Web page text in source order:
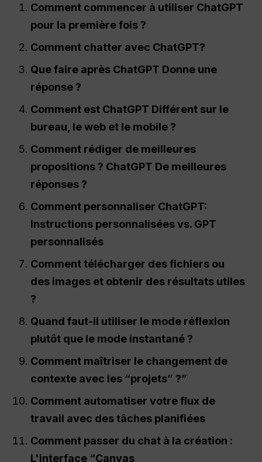
Comment commencer à utiliser ChatGPT
pour la première fois ?
Comment chatter avec ChatGPT?
Que faire après ChatGPT Donne une
réponse ?
Comment est ChatGPT Différent sur le
bureau, le web et le mobile ?
Comment rédiger de meilleures
propositions ? ChatGPT De meilleures
réponses ?
Comment personnaliser ChatGPT:
Instructions personnalisées vs. GPT
personnalisés
Comment télécharger des fichiers ou
des images et obtenir des résultats utiles
?
Quand faut-il utiliser le mode réflexion
plutôt que le mode instantané ?
Comment maîtriser le changement de
contexte avec les “projets” ?”
Comment automatiser votre flux de
travail avec des tâches planifiées
Comment passer du chat à la création :
L'interface “Canvas